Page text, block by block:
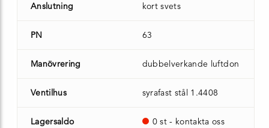
Anslutning kort svets
PN 63
Manövrering dubbelverkande luftdon
Ventilhus syrafast stål 1.4408
Lagersaldo 0 st - kontakta oss